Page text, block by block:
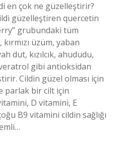
en çok ne güzelleştirir?
güzelleştiren quercetin
grubundaki tüm
üzüm, yaban
dut, kızılcık, ahududu,
gibi antioksidan
Cildin güzel olması için
parlak bir cilt için
D vitamini, E
B9 vitamini cildin sağlığı